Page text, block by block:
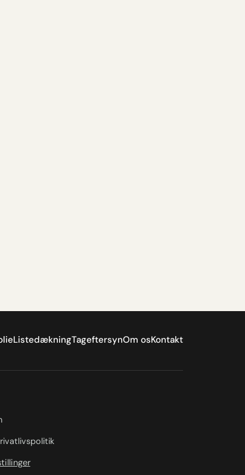
ListedækningTageftersynOm osKontakt